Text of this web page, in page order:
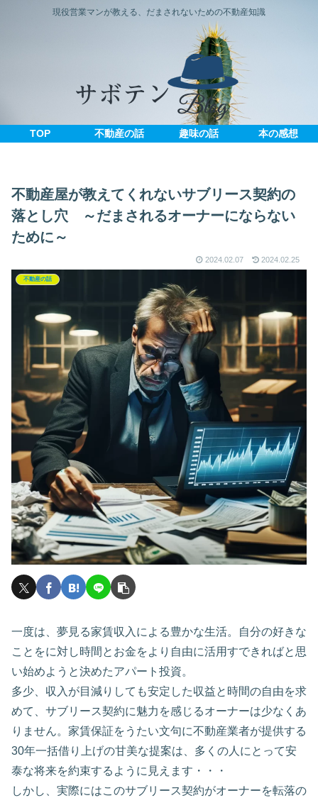
現役営業マンが教える、だまされないための不動産知識
TOP 不動産の話 趣味の話 本の感想
不動産屋が教えてくれないサブリース契約の
落とし穴 ～だまされるオーナーにならない
ために～
2024.02.07 2024.02.25
不動産の話
一度は、夢見る家賃収入による豊かな生活。自分の好きな
ことをに対し時間とお金をより自由に活用すできればと思
い始めようと決めたアパート投資。
多少、収入が目減りしても安定した収益と時間の自由を求
めて、サブリース契約に魅力を感じるオーナーは少なくあ
りません。家賃保証をうたい文句に不動産業者が提供する
30年一括借り上げの甘美な提案は、多くの人にとって安
泰な将来を約束するように見えます・・・
しかし、実際にはこのサブリース契約がオーナーを転落の